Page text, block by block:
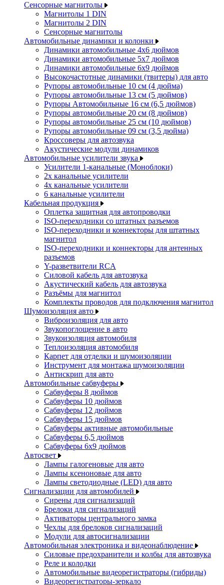
Сенсорные магнитолы
Магнитолы 1 DIN
Магнитолы 2 DIN
Сенсорные магнитолы
Автомобильные динамики и колонки
Динамики автомобильные 4x6 дюймов
Динамики автомобильные 5x7 дюймов
Динамики автомобильные 6x9 дюймов
Высокочастотные динамики (твитеры) для авто
Рупоры автомобильные 10 см (4 дюйма)
Рупоры автомобильные 13 см (5 дюймов)
Рупоры Автомобильные 16 см (6,5 дюймов)
Рупоры автомобильные 20 см (8 дюймов)
Рупоры автомобильные 25 см (10 дюймов)
Рупоры автомобильные 09 см (3,5 дюйма)
Кроссоверы для автозвука
Акустические модули динамиков
Автомобильные усилители звука
Усилители 1-канальные (Моноблоки)
2х канальные усилители
4х канальные усилители
6 канальные усилители
Кабельная продукция
Оплетка защитная для автопроводки
ISO-переходники со штатных разъемов
ISO-переходники и коннекторы для штатных
магнитол
ISO-переходники и коннекторы для антенных
разъемов
Y-разветвители RCA
Силовой кабель для автозвука
Акустический кабель для автозвука
Разъёмы для магнитол
Комплекты проводов для подключения магнитол
Шумоизоляция авто
Виброизоляция для авто
Звукопоглощение в авто
Звукоизоляция автомобиля
Теплоизоляция автомобиля
Карпет для отделки и шумоизоляции
Инструмент для монтажа шумоизоляции
Антискрип для авто
Автомобильные сабвуферы
Сабвуферы 8 дюймов
Сабвуферы 10 дюймов
Сабвуферы 12 дюймов
Сабвуферы 15 дюймов
Сабвуферы активные автомобильные
Сабвуферы 6,5 дюймов
Сабвуферы 6x9 дюймов
Автосвет
Лампы галогеновые для авто
Лампы ксеноновые для авто
Лампы светодиодные (LED) для авто
Сигнализации для автомобилей
Сирены для сигнализаций
Брелоки для сигнализаций
Активаторы центрального замка
Чехлы для брелоков сигнализаций
Модули для автосигнализации
Автомобильная электроника и видеонаблюдение
Силовые предохранители и колбы для автозвука
Реле и колодки
Автомобильные видеорегистраторы (гибриды)
Видеорегистраторы-зеркало